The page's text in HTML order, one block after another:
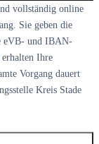
vollständig online
Sie geben die
eVB- und IBAN-
Ihre
Vorgang dauert
Kreis Stade